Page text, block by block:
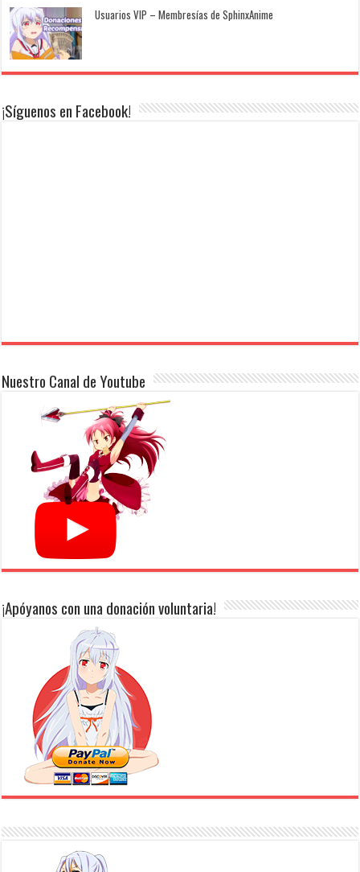
Usuarios VIP – Membresías de SphinxAnime
¡Síguenos en Facebook!
Nuestro Canal de Youtube
¡Apóyanos con una donación voluntaria!